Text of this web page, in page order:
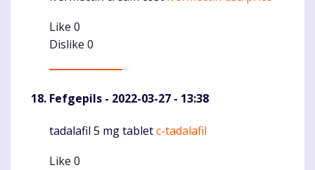
Like 0
Dislike 0
Fefgepils - 2022-03-27 - 13:38
Komentaras
tadalafil 5 mg tabletc-tadalafil
Like 0